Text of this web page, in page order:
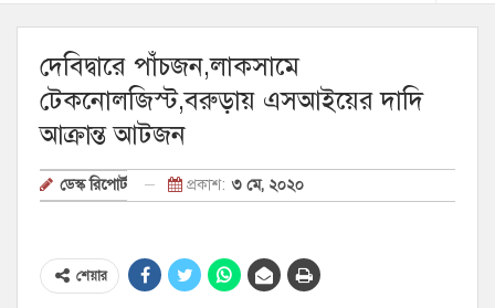
দেবিদ্বারে পাঁচজন,লাকসামে
টেকনোলজিস্ট,বরুড়ায় এসআইয়ের দাদি
আক্রান্ত আটজন
ডেস্ক রিপোর্ট প্রকাশ: ৩ মে, ২০২০
শেয়ার